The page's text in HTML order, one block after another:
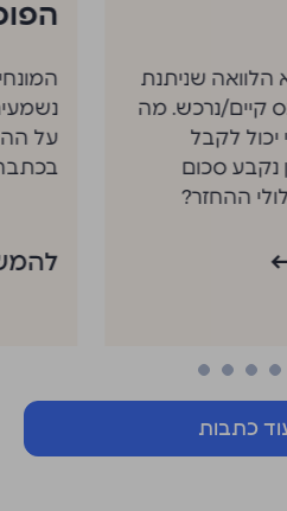
על
שניתנת
קיים/נרכש. מה
לקבל
נקבע סכום
ההחזר?
כתבות